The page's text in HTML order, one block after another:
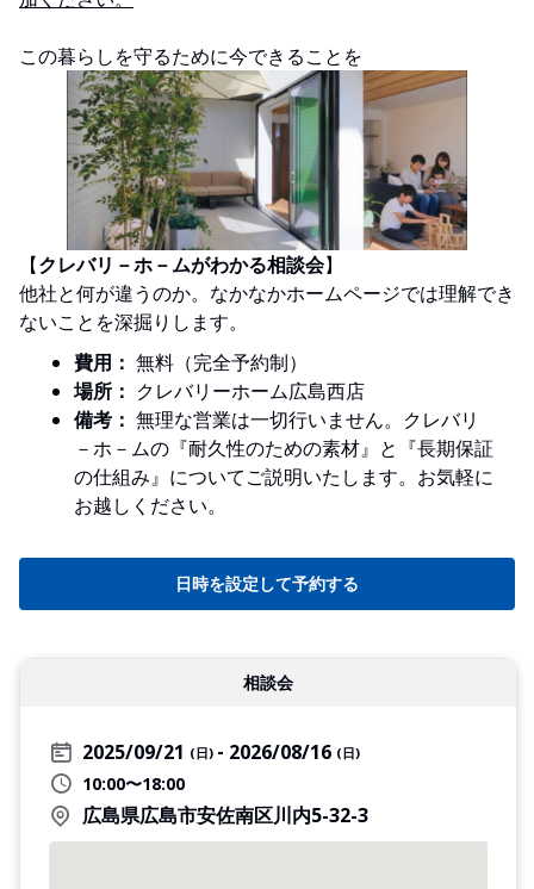
この暮らしを守るために今できることを
【クレバリ－ホ－ムがわかる相談会】
他社と何が違うのか。なかなかホームページでは理解でき
ないことを深掘りします。
費用： 無料（完全予約制）
場所： クレバリーホーム広島西店
備考： 無理な営業は一切行いません。クレバリ
－ホ－ムの『耐久性のための素材』と『長期保証
の仕組み』についてご説明いたします。お気軽に
お越しください。
日時を設定して予約する
相談会
2025/09/21 (日) 2026/08/16 (日)
10:00〜18:00
広島県広島市安佐南区川内5-32-3